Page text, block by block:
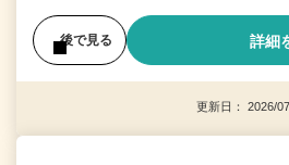
後で見る 詳細
更新日： 2026/